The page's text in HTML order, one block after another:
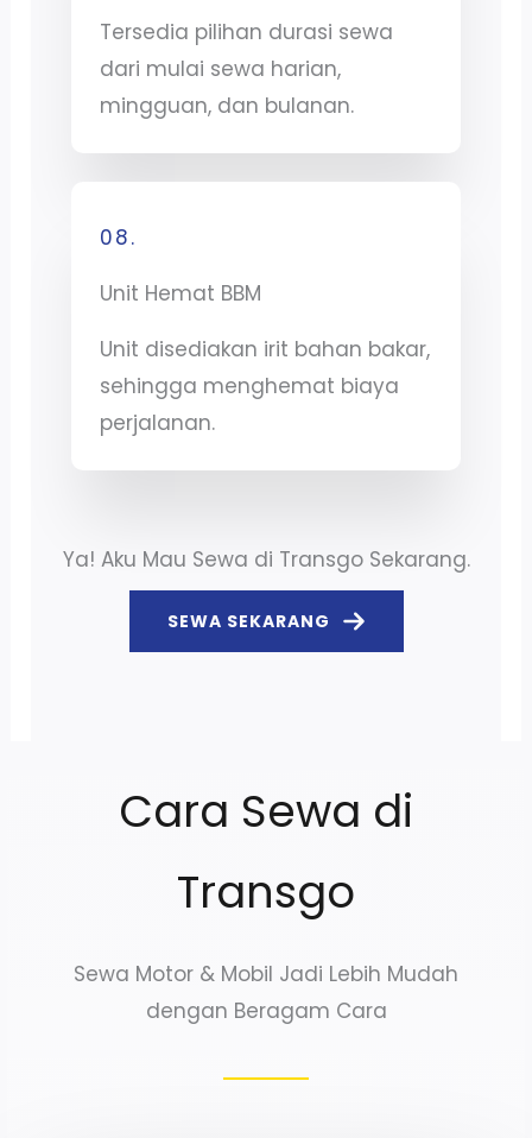
Tersedia pilihan durasi sewa
dari mulai sewa harian,
mingguan, dan bulanan.
08.
Unit Hemat BBM
Unit disediakan irit bahan bakar,
sehingga menghemat biaya
perjalanan.
Ya! Aku Mau Sewa di Transgo Sekarang.
SEWA SEKARANG
Cara Sewa di
Transgo
Sewa Motor & Mobil Jadi Lebih Mudah
dengan Beragam Cara